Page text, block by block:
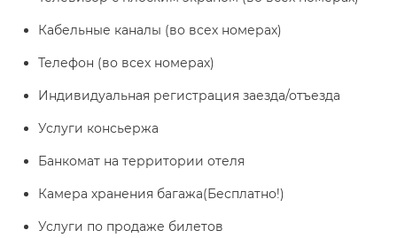
Кабельные каналы (во всех номерах)
Телефон (во всех номерах)
Индивидуальная регистрация заезда/отъезда
Услуги консьержа
Банкомат на территории отеля
Камера хранения багажа(Бесплатно!)
Услуги по продаже билетов